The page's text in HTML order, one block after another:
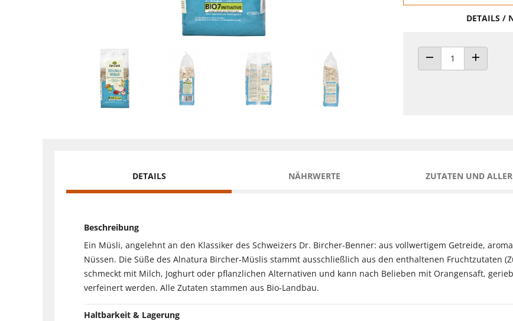
DETAILS /
ANZAHL VERRINGERN
ANZAHL
DETAILS NÄHRWERTE ZUTATEN UND
Beschreibung
Ein Müsli, angelehnt an den Klassiker des Schweizers Dr. Bircher-Benner: aus vollwertigem Getreide,
Nüssen. Die Süße des Alnatura Bircher-Müslis stammt ausschließlich aus den enthaltenen Fruchtzutaten
schmeckt mit Milch, Joghurt oder pflanzlichen Alternativen und kann nach Belieben mit Orangensaft,
verfeinert werden. Alle Zutaten stammen aus Bio-Landbau.
Haltbarkeit & Lagerung